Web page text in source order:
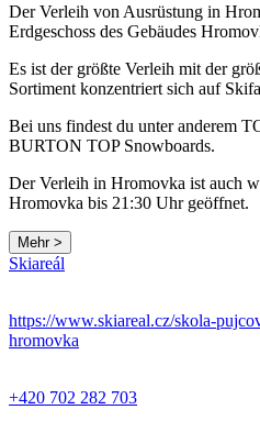
Der Verleih von Ausrüstung in
Erdgeschoss des Gebäudes
Es ist der größte Verleih mit der
Sortiment konzentriert sich auf
Bei uns findest du unter anderem
BURTON TOP Snowboards.
Der Verleih in Hromovka ist auch
Hromovka bis 21:30 Uhr geöffnet.
Mehr >
−
Skiareál
https://www.skiareal.cz/skola-
hromovka
+420 702 282 703